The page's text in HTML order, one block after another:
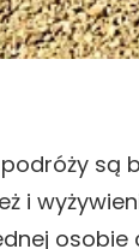
są
i